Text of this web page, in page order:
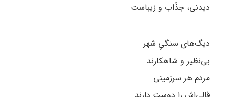
دیدنی، جذّاب و زیباست
دیگ‌های سنگیِ شهر
بی‌نظیر و شاهکارند
مردم هر سرزمینی